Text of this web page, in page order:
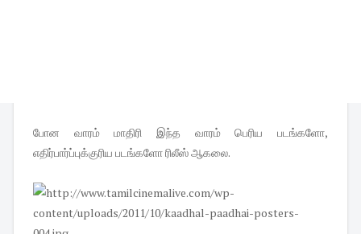
போன வாரம் மாதிரி இந்த வாரம் பெரிய படங்களோ,
எதிர்பார்ப்புக்குரிய படங்களோ ரிலீஸ் ஆகலை.